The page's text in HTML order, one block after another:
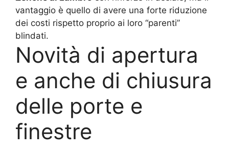
vantaggio è quello di avere una forte riduzione
dei costi rispetto proprio ai loro “parenti”
blindati.
Novità di apertura
e anche di chiusura
delle porte e
finestre